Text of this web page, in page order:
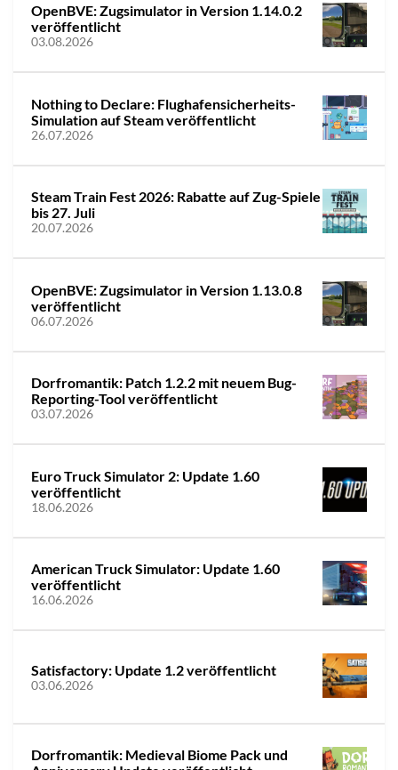
OpenBVE: Zugsimulator in Version 1.14.0.2
veröffentlicht
03.08.2026
Nothing to Declare: Flughafensicherheits-
Simulation auf Steam veröffentlicht
26.07.2026
Steam Train Fest 2026: Rabatte auf Zug-Spiele
bis 27. Juli
20.07.2026
OpenBVE: Zugsimulator in Version 1.13.0.8
veröffentlicht
06.07.2026
Dorfromantik: Patch 1.2.2 mit neuem Bug-
Reporting-Tool veröffentlicht
03.07.2026
Euro Truck Simulator 2: Update 1.60
veröffentlicht
18.06.2026
American Truck Simulator: Update 1.60
veröffentlicht
16.06.2026
Satisfactory: Update 1.2 veröffentlicht
03.06.2026
Dorfromantik: Medieval Biome Pack und